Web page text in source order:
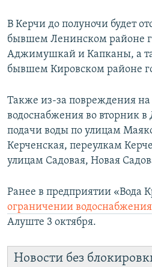
В Керчи до полуночи будет
бывшем Ленинском районе
Аджимушкай и Капканы, а
бывшем Кировском районе
Также из-за повреждения на
водоснабжения во вторник
подачи воды по улицам
Керченская, переулкам
улицам Садовая, Новая
Ранее в предприятии «Вода
ограничении водоснабжения
Алуште 3 октября.
Новости без